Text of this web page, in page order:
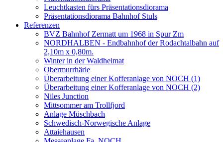
Leuchtkasten fürs Präsentationsdiorama
Präsentationsdiorama Bahnhof Stuls
Referenzen
BVZ Bahnhof Zermatt um 1968 in Spur Zm
NORDHALBEN - Endbahnhof der Rodachtalbahn auf
2,10m x 0,80m.
Winter in der Waldheimat
Obermurrhärle
Überarbeitung einer Kofferanlage von NOCH (1)
Überarbeitung einer Kofferanlage von NOCH (2)
Niles Junction
Mittsommer am Trollfjord
Anlage Müschbach
Schwedisch-Norwegische Anlage
Attaiehausen